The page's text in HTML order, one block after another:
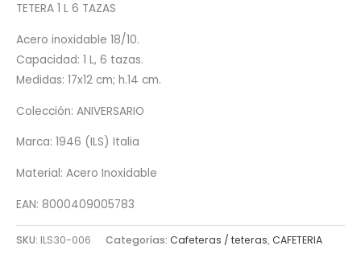
TETERA 1 L 6 TAZAS
Acero inoxidable 18/10.
Capacidad: 1 L, 6 tazas.
Medidas: 17x12 cm; h.14 cm.
Colección: ANIVERSARIO
Marca: 1946 (ILS) Italia
Material: Acero Inoxidable
EAN: 8000409005783
SKU: ILS30-006 Categorías: Cafeteras / teteras,CAFETERIA